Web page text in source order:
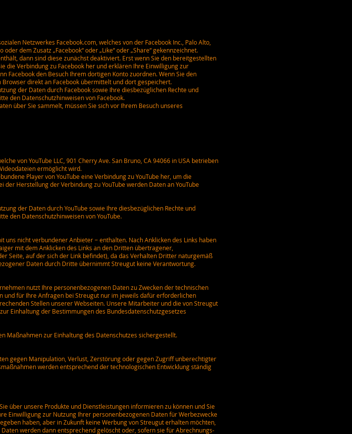
Netzwerkes Facebook.com, welches von der Facebook Inc., Palo Alto,
dem Zusatz „Facebook“ oder „Like“ oder „Share“ gekennzeichnet.
dann sind diese zunächst deaktiviert. Erst wenn Sie den bereitgestellten
die Verbindung zu Facebook her und erklären Ihre Einwilligung zur
Facebook den Besuch Ihrem dortigen Konto zuordnen. Wenn Sie den
direkt an Facebook übermittelt und dort gespeichert.
der Daten durch Facebook sowie Ihre diesbezüglichen Rechte und
den Datenschutzhinweisen von Facebook.
über Sie sammelt, müssen Sie sich vor Ihrem Besuch unseres
von YouTube LLC, 901 Cherry Ave. San Bruno, CA 94066 in USA betrieben
ermöglicht wird.
Player von YouTube eine Verbindung zu YouTube her, um die
Herstellung der Verbindung zu YouTube werden Daten an YouTube
der Daten durch YouTube sowie Ihre diesbezüglichen Rechte und
den Datenschutzhinweisen von YouTube.
nicht verbundener Anbieter − enthalten. Nach Anklicken des Links haben
mit dem Anklicken des Links an den Dritten übertragener,
Seite, auf der sich der Link befindet), da das Verhalten Dritter naturgemäß
Daten durch Dritte übernimmt Streugut keine Verantwortung.
nutzt Ihre personenbezogenen Daten zu Zwecken der technischen
für Ihre Anfragen bei Streugut nur im jeweils dafür erforderlichen
Stellen unserer Webseiten. Unsere Mitarbeiter und die von Streugut
Einhaltung der Bestimmungen des Bundesdatenschutzgesetzes
Maßnahmen zur Einhaltung des Datenschutzes sichergestellt.
gegen Manipulation, Verlust, Zerstörung oder gegen Zugriff unberechtigter
werden entsprechend der technologischen Entwicklung ständig
über unsere Produkte und Dienstleistungen informieren zu können und Sie
Einwilligung zur Nutzung Ihrer personenbezogenen Daten für Werbezwecke
haben, aber in Zukunft keine Werbung von Streugut erhalten möchten,
werden dann entsprechend gelöscht oder, sofern sie für Abrechnungs-